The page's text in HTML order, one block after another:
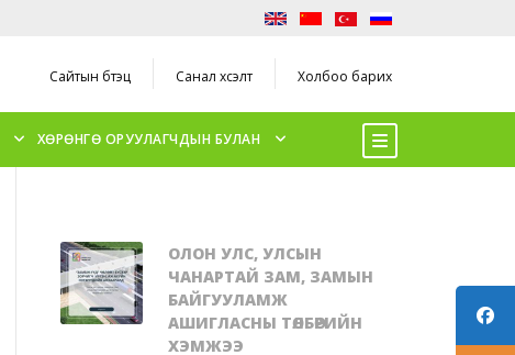
Сайтын бүтэц Санал хүсэлт Холбоо барих
ХӨРӨНГӨ ОРУУЛАГЧДЫН БУЛАН
ОЛОН УЛС, УЛСЫН
ЧАНАРТАЙ ЗАМ, ЗАМЫН
БАЙГУУЛАМЖ
АШИГЛАСНЫ ТӨЛБӨРИЙН
ХЭМЖЭЭ